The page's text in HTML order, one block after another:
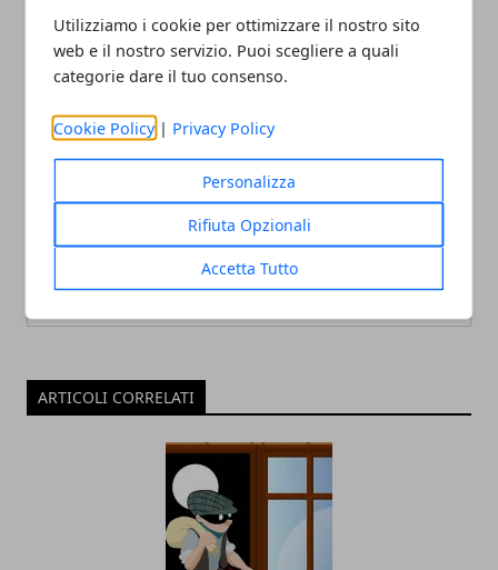
Utilizziamo i cookie per ottimizzare il nostro sito
web e il nostro servizio. Puoi scegliere a quali
categorie dare il tuo consenso.
Cookie Policy | Privacy Policy
Personalizza
Rifiuta Opzionali
Accetta Tutto
Redazione
ARTICOLI CORRELATI